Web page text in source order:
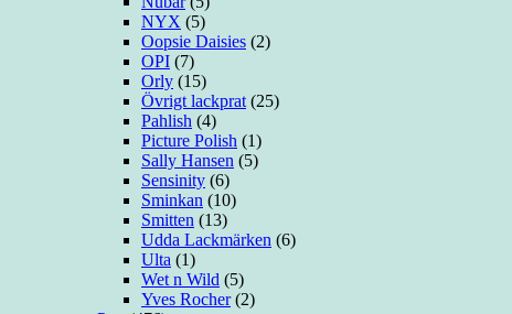
NYX (5)
Oopsie Daisies (2)
OPI (7)
Orly (15)
Övrigt lackprat (25)
Pahlish (4)
Picture Polish (1)
Sally Hansen (5)
Sensinity (6)
Sminkan (10)
Smitten (13)
Udda Lackmärken (6)
Ulta (1)
Wet n Wild (5)
Yves Rocher(2)